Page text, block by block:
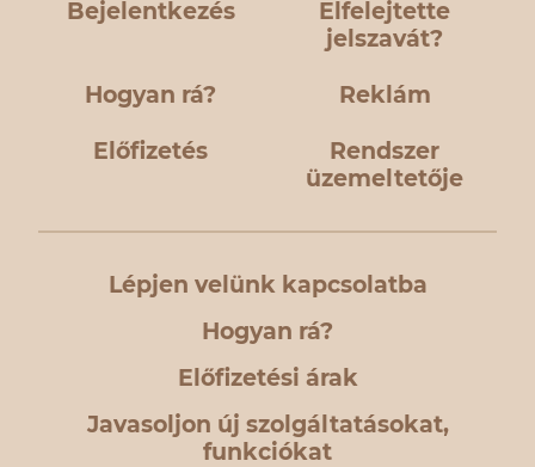
Bejelentkezés
Elfelejtette
jelszavát?
Hogyan rá? Reklám
Előfizetés
Rendszer
üzemeltetője
Lépjen velünk kapcsolatba
Hogyan rá?
Előfizetési árak
Javasoljon új szolgáltatásokat,
funkciókat